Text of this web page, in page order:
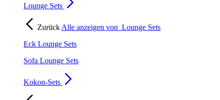
Lounge Sets
Zurück Alle anzeigen von Lounge Sets
Eck Lounge Sets
Sofa Lounge Sets
Kokon-Sets